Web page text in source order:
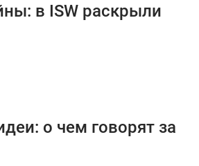
в ISW раскрыли
о чем говорят за